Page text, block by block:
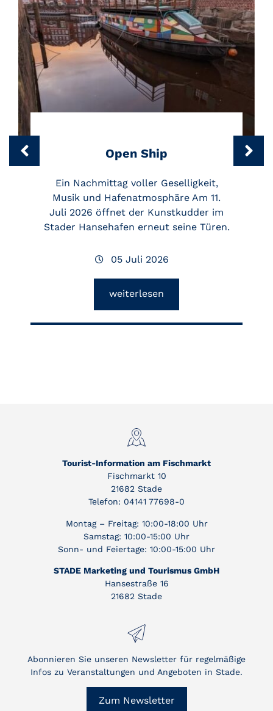
Open Ship
Ein Nachmittag voller Geselligkeit,
Musik und Hafenatmosphäre Am 11.
Juli 2026 öffnet der Kunstkudder im
Stader Hansehafen erneut seine Türen.
05 Juli 2026
weiterlesen
Tourist-Information am Fischmarkt
Fischmarkt 10
21682 Stade
Telefon: 04141 77698-0
Montag – Freitag: 10:00-18:00 Uhr
Samstag: 10:00-15:00 Uhr
Sonn- und Feiertage: 10:00-15:00 Uhr
STADE Marketing und Tourismus GmbH
Hansestraße 16
21682 Stade
Abonnieren Sie unseren Newsletter für regelmäßige
Infos zu Veranstaltungen und Angeboten in Stade.
Zum Newsletter